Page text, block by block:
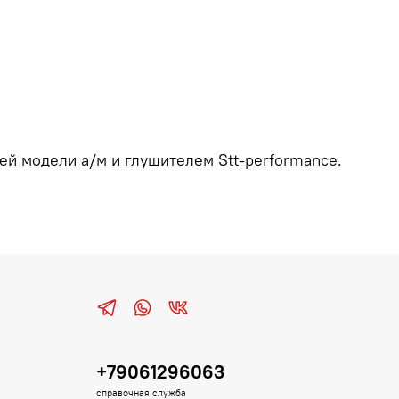
модели а/м и глушителем Stt-performance.
+79061296063
справочная служба